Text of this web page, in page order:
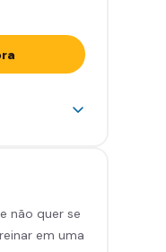
aeróbicos
não quer se
em uma